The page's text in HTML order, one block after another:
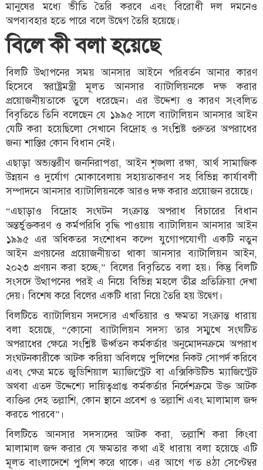
মানুষের মধ্যে ভীতি তৈরি করবে এবং বিরোধী দল দমনেও
অপব্যবহার হতে পারে বলে উদ্বেগ তৈরি হয়েছে।
বিলে কী বলা হয়েছে
বিলটি উত্থাপনের সময় আনসার আইনে পরিবর্তন আনার কারণ
হিসেবে স্বরাষ্ট্রমন্ত্রী মূলত আনসার ব্যাটালিয়নকে দক্ষ করার
প্রয়োজনীয়তাকে তুলে ধরেছেন। এর উদ্দেশ্য ও কারণ সংবলিত
বিবৃতিতে তিনি বলেছেন যে ১৯৯৫ সালে ব্যাটালিয়ন আনসার আইন
যেটি করা হয়েছিলো সেখানে বিদ্রোহ ও সংশ্লিষ্ট গুরুতর অপরাধের
জন্য শাস্তির কোন বিধান নেই।
এছাড়া অভ্যন্তরীণ জননিরাপত্তা, আইন শৃঙ্খলা রক্ষা, আর্থ সামাজিক
উন্নয়ন ও দুর্যোগ মোকাবেলায় সহায়তাকরণ সহ বিভিন্ন কার্যাবলী
সম্পাদনে আনসার ব্যাটালিয়নকে আরও দক্ষ করার প্রয়োজন রয়েছে।
“এছাড়াও বিদ্রোহ সংঘটন সংক্রান্ত অপরাধ বিচারের বিধান
অন্তর্ভুক্তকরণ ও কর্মপরিধি বৃদ্ধি পাওয়ায় ব্যাটালিয়ন আনসার আইন
১৯৯৫ এর অধিকতর সংশোধন কল্পে যুগোপযোগী একটি নতুন
আইন প্রণয়নের প্রয়োজনীয়তা থাকা আনসার ব্যাটালিয়ন আইন,
২০২৩ প্রণয়ন করা হচ্ছে,” বিলের বিবৃতিতে বলা হয়। কিন্তু বিলটি
সংসদে উত্থাপনের পরই এ নিয়ে বিভিন্ন মহলে তীব্র প্রতিক্রিয়া দেখা
দেয়। বিশেষ করে বিলের একটি ধারা নিয়ে তৈরি হয় উদ্বেগ।
বিলটিতে ব্যাটালিয়ন সদস্যের এখতিয়ার ও ক্ষমতা সংক্রান্ত ধারায়
বলা হয়েছে, “কোনো ব্যাটালিয়ন সদস্য তার সম্মুখে সংঘটিত
অপরাধের ক্ষেত্রে সংশ্লিষ্ট ঊর্ধ্বতন কর্মকর্তার অনুমোদনক্রমে অপরাধ
সংঘটনকারীকে আটক করিয়া অবিলম্বে পুলিশের নিকট সোপর্দ করিবে
এবং ক্ষেত্র মতে জুডিশিয়াল ম্যাজিস্ট্রেট বা এক্সিকিউটিভ ম্যাজিস্ট্রেট
অথবা এতদ উদ্দেশ্যে দায়িত্বপ্রাপ্ত কর্মকর্তার নির্দেশক্রমে উক্ত আটক
ব্যক্তির দেহ তল্লাশি, কোন স্থানে প্রবেশ ও তল্লাশি এবং মালামাল জব্দ
করতে পারবে”।
বিলটিতে আনসার সদস্যদের আটক করা, তল্লাশি করা কিংবা
মালামাল জব্দ করার যে ক্ষমতার কথা এই ধারায় বলা হয়েছে এটি
মূলত বাংলাদেশে পুলিশ করে থাকে। এর আগে গত ৪ঠা সেপ্টেম্বর